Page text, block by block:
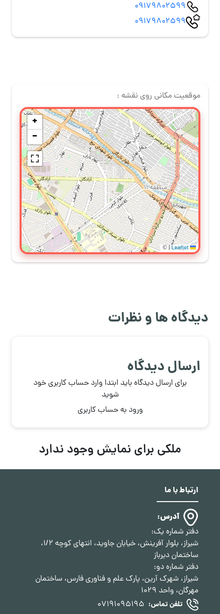
09179802599
09179802599
موقعیت مکانی روی نقشه :
+
−
|
©
دیدگاه ها و نظرات
ارسال دیدگاه
برای ارسال دیدگاه باید ابتدا وارد حساب کاربری خود
شوید
ورود به حساب کاربری
ملکی برای نمایش وجود ندارد
ارتباط با ما
آدرس:
دفتر شماره یک:
شیراز، بلوار آفرینش، خیابان جاوید، انتهای کوچه 1/2،
ساختمان دیرباز
دفتر شماره دو:
شیراز، شهرک آرین، پارک علم و فناوری فارس، ساختمان
مهرگان، واحد 1029
تلفن تماس: 07191095195